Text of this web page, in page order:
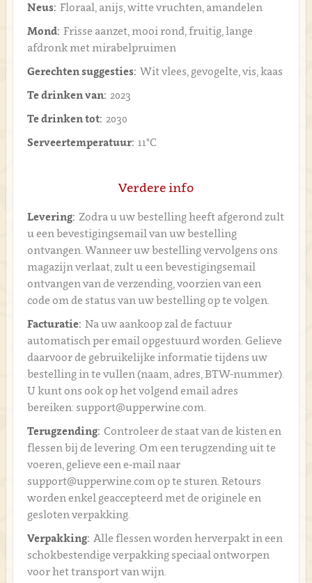
Neus: Floraal, anijs, witte vruchten, amandelen
Mond: Frisse aanzet, mooi rond, fruitig, lange
afdronk met mirabelpruimen
Gerechten suggesties: Wit vlees, gevogelte, vis, kaas
Te drinken van: 2023
Te drinken tot: 2030
Serveertemperatuur: 11°C
Verdere info
Levering: Zodra u uw bestelling heeft afgerond zult
u een bevestigingsemail van uw bestelling
ontvangen. Wanneer uw bestelling vervolgens ons
magazijn verlaat, zult u een bevestigingsemail
ontvangen van de verzending, voorzien van een
code om de status van uw bestelling op te volgen.
Facturatie: Na uw aankoop zal de factuur
automatisch per email opgestuurd worden. Gelieve
daarvoor de gebruikelijke informatie tijdens uw
bestelling in te vullen (naam, adres, BTW-nummer).
U kunt ons ook op het volgend email adres
bereiken: support@upperwine.com.
Terugzending: Controleer de staat van de kisten en
flessen bij de levering. Om een terugzending uit te
voeren, gelieve een e-mail naar
support@upperwine.com op te sturen. Retours
worden enkel geaccepteerd met de originele en
gesloten verpakking.
Verpakking: Alle flessen worden herverpakt in een
schokbestendige verpakking speciaal ontworpen
voor het transport van wijn.